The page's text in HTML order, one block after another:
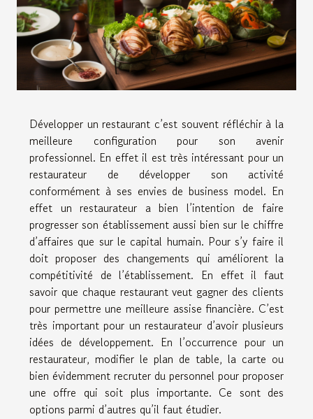
Développer un restaurant c’est souvent réfléchir à la
meilleure configuration pour son avenir
professionnel. En effet il est très intéressant pour un
restaurateur de développer son activité
conformément à ses envies de business model. En
effet un restaurateur a bien l’intention de faire
progresser son établissement aussi bien sur le chiffre
d’affaires que sur le capital humain. Pour s’y faire il
doit proposer des changements qui améliorent la
compétitivité de l’établissement. En effet il faut
savoir que chaque restaurant veut gagner des clients
pour permettre une meilleure assise financière. C’est
très important pour un restaurateur d’avoir plusieurs
idées de développement. En l’occurrence pour un
restaurateur, modifier le plan de table, la carte ou
bien évidemment recruter du personnel pour proposer
une offre qui soit plus importante. Ce sont des
options parmi d’autres qu’il faut étudier.